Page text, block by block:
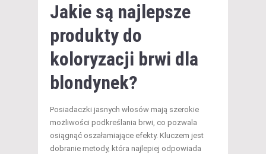
Jakie są najlepsze
produkty do
koloryzacji brwi dla
blondynek?
Posiadaczki jasnych włosów mają szerokie
możliwości podkreślania brwi, co pozwala
osiągnąć oszałamiające efekty. Kluczem jest
dobranie metody, która najlepiej odpowiada